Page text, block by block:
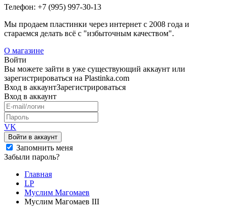
Телефон: +7 (995) 997-30-13
Мы продаем пластинки через интернет c 2008 года и
стараемся делать всё с "избыточным качеством".
О магазине
Войти
Вы можете зайти в уже существующий аккаунт или
зарегистрироваться на Plastinka.com
Вход в аккаунтЗарегистрироваться
Вход в аккаунт
VK
Войти в аккаунт
Запомнить меня
Забыли пароль?
Главная
LP
Муслим Магомаев
Муслим Магомаев III